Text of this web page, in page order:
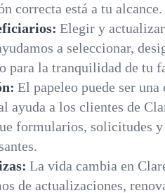
correcta está a tu alcance.
Elegir y
a seleccionar,
para la tranquilidad de tu
El papeleo puede ser
ayuda a los clientes de
formularios, solicitudes y
La vida cambia en
de actualizaciones,